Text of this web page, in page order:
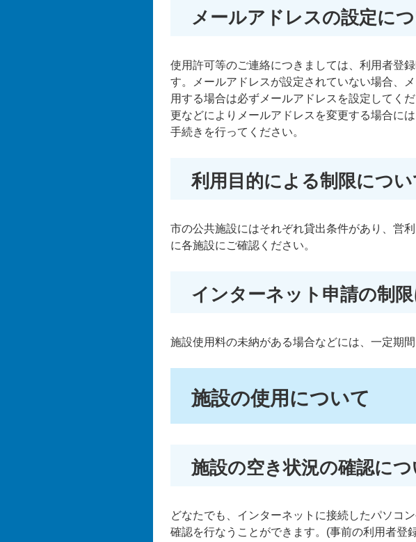
メールアドレスの設定に
使用許可等のご連絡につきましては、利用者登
す。メールアドレスが設定されていない場合、
用する場合は必ずメールアドレスを設定してく
更などによりメールアドレスを変更する場合に
手続きを行ってください。
利用目的による制限につい
市の公共施設にはそれぞれ貸出条件があり、営
に各施設にご確認ください。
インターネット申請の制
施設使用料の未納がある場合などには、一定期
施設の使用について
施設の空き状況の確認につ
どなたでも、インターネットに接続したパソコ
確認を行なうことができます。(事前の利用者登